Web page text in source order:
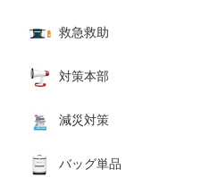
救急救助
対策本部
減災対策
バッグ単品